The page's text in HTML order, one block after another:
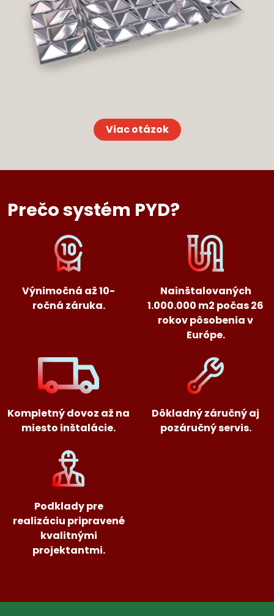
Viac otázok
Prečo systém PYD?
Výnimočná až 10-
ročná záruka.
Nainštalovaných
1.000.000 m2 počas 26
rokov pôsobenia v
Európe.
Kompletný dovoz až na
miesto inštalácie.
Dôkladný záručný aj
pozáručný servis.
Podklady pre
realizáciu pripravené
kvalitnými
projektantmi.